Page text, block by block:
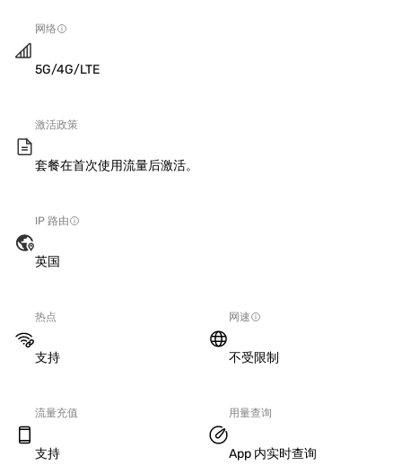
网络
5G/4G/LTE
激活政策
套餐在首次使用流量后激活。
IP 路由
英国
热点
支持
网速
不受限制
流量充值
支持
用量查询
App 内实时查询